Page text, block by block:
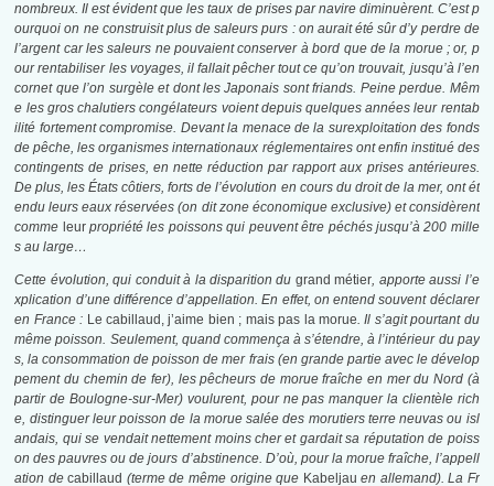
nombreux. Il est évident que les taux de prises par navire diminuèrent. C’est p
ourquoi on ne construisit plus de saleurs purs : on aurait été sûr d’y perdre de
l’argent car les saleurs ne pouvaient conserver à bord que de la morue ; or, p
our rentabiliser les voyages, il fallait pêcher tout ce qu’on trouvait, jusqu’à l’en
cornet que l’on surgèle et dont les Japonais sont friands. Peine perdue. Mêm
e les gros chalutiers congélateurs voient depuis quelques années leur rentab
ilité fortement compromise. Devant la menace de la surexploitation des fonds
de pêche, les organismes internationaux réglementaires ont enfin institué des
contingents de prises, en nette réduction par rapport aux prises antérieures.
De plus, les États côtiers, forts de l’évolution en cours du droit de la mer, ont ét
endu leurs eaux réservées (on dit zone économique exclusive) et considèrent
comme leurpropriété les poissons qui peuvent être péchés jusqu’à 200 mille
s au large…
Cette évolution, qui conduit à la disparition du grand métier, apporte aussi l’e
xplication d’une différence d’appellation. En effet, on entend souvent déclarer
en France : Le cabillaud, j’aime bien ; mais pas la morue. Il s’agit pourtant du
même poisson. Seulement, quand commença à s’étendre, à l’intérieur du pay
s, la consommation de poisson de mer frais (en grande partie avec le dévelop
pement du chemin de fer), les pêcheurs de morue fraîche en mer du Nord (à
partir de Boulogne-sur-Mer) voulurent, pour ne pas manquer la clientèle rich
e, distinguer leur poisson de la morue salée des morutiers terre neuvas ou isl
andais, qui se vendait nettement moins cher et gardait sa réputation de poiss
on des pauvres ou de jours d’abstinence. D’où, pour la morue fraîche, l’appell
ation decabillaud (terme de même origine que Kabeljauen allemand). La Fr